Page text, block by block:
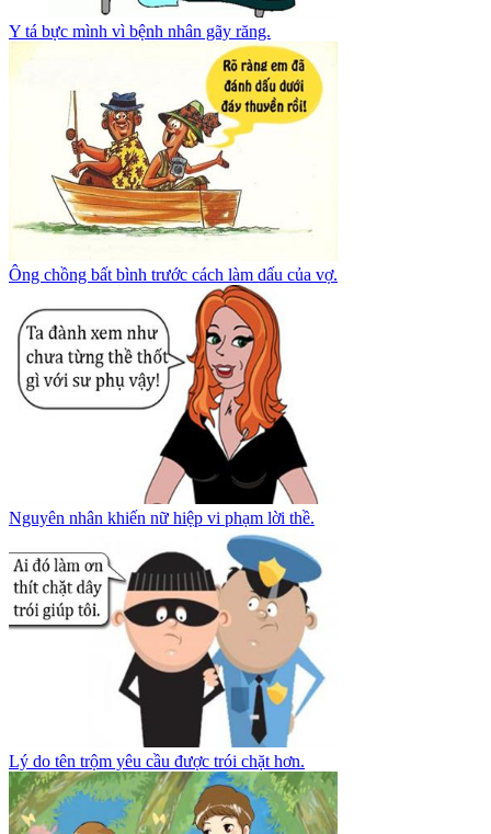
Y tá bực mình vì bệnh nhân gãy răng.
Ông chồng bất bình trước cách làm dấu của vợ.
Nguyên nhân khiến nữ hiệp vi phạm lời thề.
Lý do tên trộm yêu cầu được trói chặt hơn.